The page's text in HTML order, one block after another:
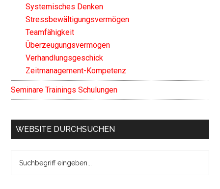
Systemisches Denken
Stressbewältigungsvermögen
Teamfähigkeit
Überzeugungsvermögen
Verhandlungsgeschick
Zeitmanagement-Kompetenz
Seminare Trainings Schulungen
WEBSITE DURCHSUCHEN